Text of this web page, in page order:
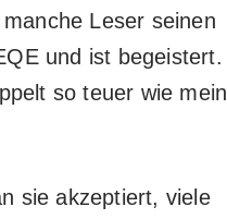
Leser seinen
und ist begeistert.
so teuer wie mein
sie akzeptiert, viele